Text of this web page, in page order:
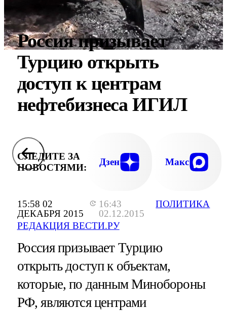
15:58 02
ДЕКАБРЯ 2015
16:43
02.12.2015
РЕДАКЦИЯ ВЕСТИ.РУ
ПОЛИТИКА
Россия призывает
Турцию открыть
доступ к центрам
нефтебизнеса ИГИЛ
СЛЕДИТЕ ЗА
НОВОСТЯМИ:
Дзен Макс
Россия призывает Турцию
открыть доступ к объектам,
которые, по данным Минобороны
РФ, являются центрами